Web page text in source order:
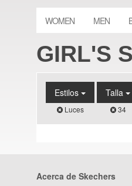
WOMEN MEN
GIRL'S
Estilos
Luces
Talla
34
Acerca de Skechers